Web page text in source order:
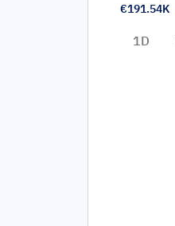
€191.54K
1D